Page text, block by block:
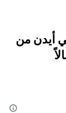
أيدن من